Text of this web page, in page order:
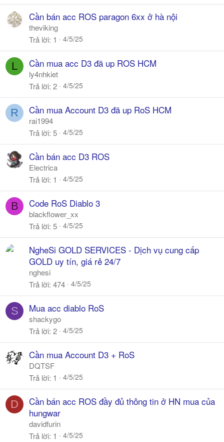
Cần bán acc ROS paragon 6xx ở hà nội
theviking
Trả lời 1 4/5/25
L Cần mua acc D3 đã up ROS HCM
ly4nhkiet
Trả lời 2 4/5/25
R Cần mua Account D3 đã up RoS HCM
rai1994
Trả lời 5 4/5/25
Cần bán acc D3 ROS
Electrica
Trả lời 1 4/5/25
B Code RoS Diablo 3
blackflower_xx
Trả lời 5 4/5/25
NgheSi GOLD SERVICES - Dịch vụ cung cấp
GOLD uy tín, giá rẻ 24/7
nghesi
Trả lời 474 4/5/25
S Mua acc diablo RoS
shackygo
Trả lời 2 4/5/25
Cần mua Account D3 + RoS
DQTSF
Trả lời 1 4/5/25
D
Cần bán acc ROS đầy đủ thông tin ở HN mua của
hungwar
davidfurin
Trả lời 1 4/5/25